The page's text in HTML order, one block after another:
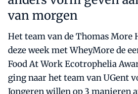
van morgen
Het team van de Thomas More
deze week met WheyMore de
Food At Work Ecotrophelia
ging naar het team van UGent
Jongeren willen op 3 manieren